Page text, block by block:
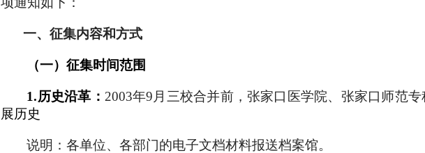
一、征集内容和方式
（一）征集时间范围
1.历史沿革： 2003年9月三校合并前，张家口医学院、张家口师范专
展历史
说明：各单位、各部门的电子文档材料报送档案馆。